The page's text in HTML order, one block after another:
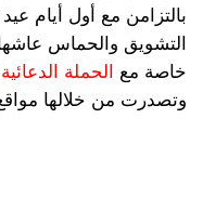
بالتزامن مع أول أيام
التشويق والحماس
خاصة مع الحملة
وتصدرت من خلالها